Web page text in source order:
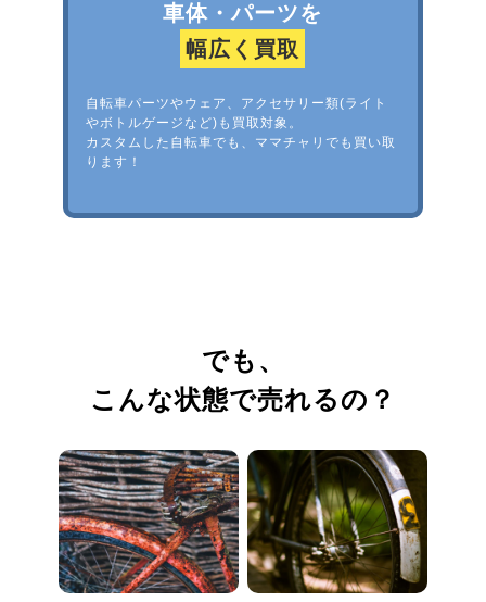
車体・パーツを
幅広く買取
自転車パーツやウェア、アクセサリー類(ライト
やボトルゲージなど)も買取対象。
カスタムした自転車でも、ママチャリでも買い取
ります！
でも、
こんな状態で売れるの？